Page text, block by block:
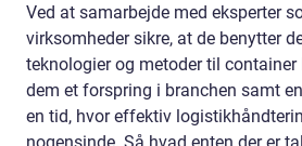
Ved at samarbejde med eksperter
virksomheder sikre, at de benytter
teknologier og metoder til
dem et forspring i branchen samt
en tid, hvor effektiv
nogensinde. Så hvad enten der er